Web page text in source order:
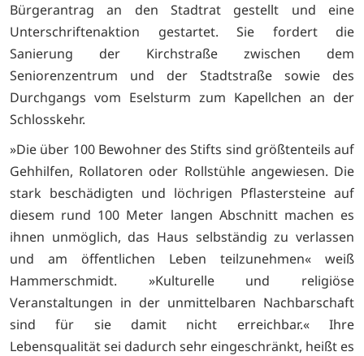
Bürgerantrag an den Stadtrat gestellt und eine
Unterschriftenaktion gestartet. Sie fordert die
Sanierung der Kirchstraße zwischen dem
Seniorenzentrum und der Stadtstraße sowie des
Durchgangs vom Eselsturm zum Kapellchen an der
Schlosskehr.
»Die über 100 Bewohner des Stifts sind größtenteils auf
Gehhilfen, Rollatoren oder Rollstühle angewiesen. Die
stark beschädigten und löchrigen Pflastersteine auf
diesem rund 100 Meter langen Abschnitt machen es
ihnen unmöglich, das Haus selbständig zu verlassen
und am öffentlichen Leben teilzunehmen« weiß
Hammerschmidt. »Kulturelle und religiöse
Veranstaltungen in der unmittelbaren Nachbarschaft
sind für sie damit nicht erreichbar.« Ihre
Lebensqualität sei dadurch sehr eingeschränkt, heißt es